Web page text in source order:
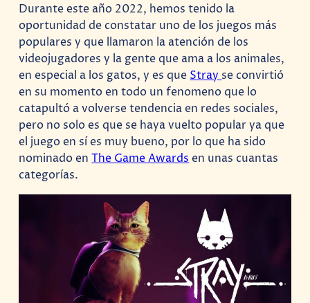
Durante este año 2022, hemos tenido la
oportunidad de constatar uno de los juegos más
populares y que llamaron la atención de los
videojugadores y la gente que ama a los animales,
en especial a los gatos, y es que Stray se convirtió
en su momento en todo un fenomeno que lo
catapultó a volverse tendencia en redes sociales,
pero no solo es que se haya vuelto popular ya que
el juego en sí es muy bueno, por lo que ha sido
nominado enThe Game Awards en unas cuantas
categorías.